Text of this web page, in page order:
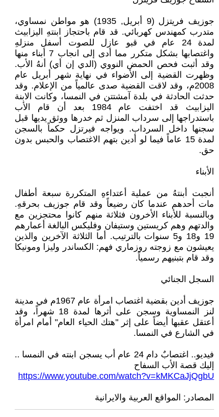
جوزيف فريتزل (9 أبريل, 1935) هو مواطن نمساوي،
متدرب كمهندس كهربائي. قد قام باحتجاز ابنتهِ اليزابيث
لمدة 24 عام في قبو عازل للصوت أسفل منزلهِ
واغتصابها بشكل متكرر مما أدى إلى انجاب 7 أبناء منها
وقد أثبت فحص الحمض النووي (الدي إن أي) أنهُ الأب.
وظهرت القضية إلى الأضواء في نهاية شهر أبريل عام
2008م، وقد لاقت القضية صدى عالمياً من الإعلام. وقد
حدثت الحادثة في بلدة آمشتتن في النمسا، وكانت الابنة
اليزابيث قد اختفت عام 1984 بعد أن قام الأب
باستدراجها إلى سرداب المنزل ثم خدرها ووثق يديها قبل
سجنها داخل السرداب. ويواجه فيرتزل حكماً بالسجن
لمدة 15 عاماً فيما لو أدين بتهم الاغتصاب والحبس بدون
حق.
الأبناء
أنجبت أبنتهُ من عملية أعتداءهِ المتكررة سبعة أطفال
مات أحدهم عندما كان رضيعاً وقد قام جوزيف بحرقهِ.
وبالنسبة للأبناء الأخرون فثلاثة منهم كانوا محتجزين مع
والدتهم وهم كريستين وستيفان وفليكس البالغة أعمارهم
19 و18 و5 سنوات بالترتيب. أما الثلاثة الآخرين والذين
يعيشون مع زوجته روزماري فهم: الكساندر وليزا ومونيكا
وقد قام بتبنيهم رسمياً.
السجل الجنائي
جوزيف أدين بقضية اغتصاب امرأة عام 1967م في مدينة
لنز النمساوية وسجن على أثرها لمدة 18 شهراً، وقد
أعتقل عقبها أيضاً على إثر "هتك الحياء العام" أمام امرأة
في الشارع في النمسا.
فيديو.. اغتصابٌ دام 24 عام أب يسجن ابنته في النمسا ..
إليك قصة الأب السفاح
https://www.youtube.com/watch?v=kMKCaJjQgbU
المصادر: المواقع العربية والايرانية